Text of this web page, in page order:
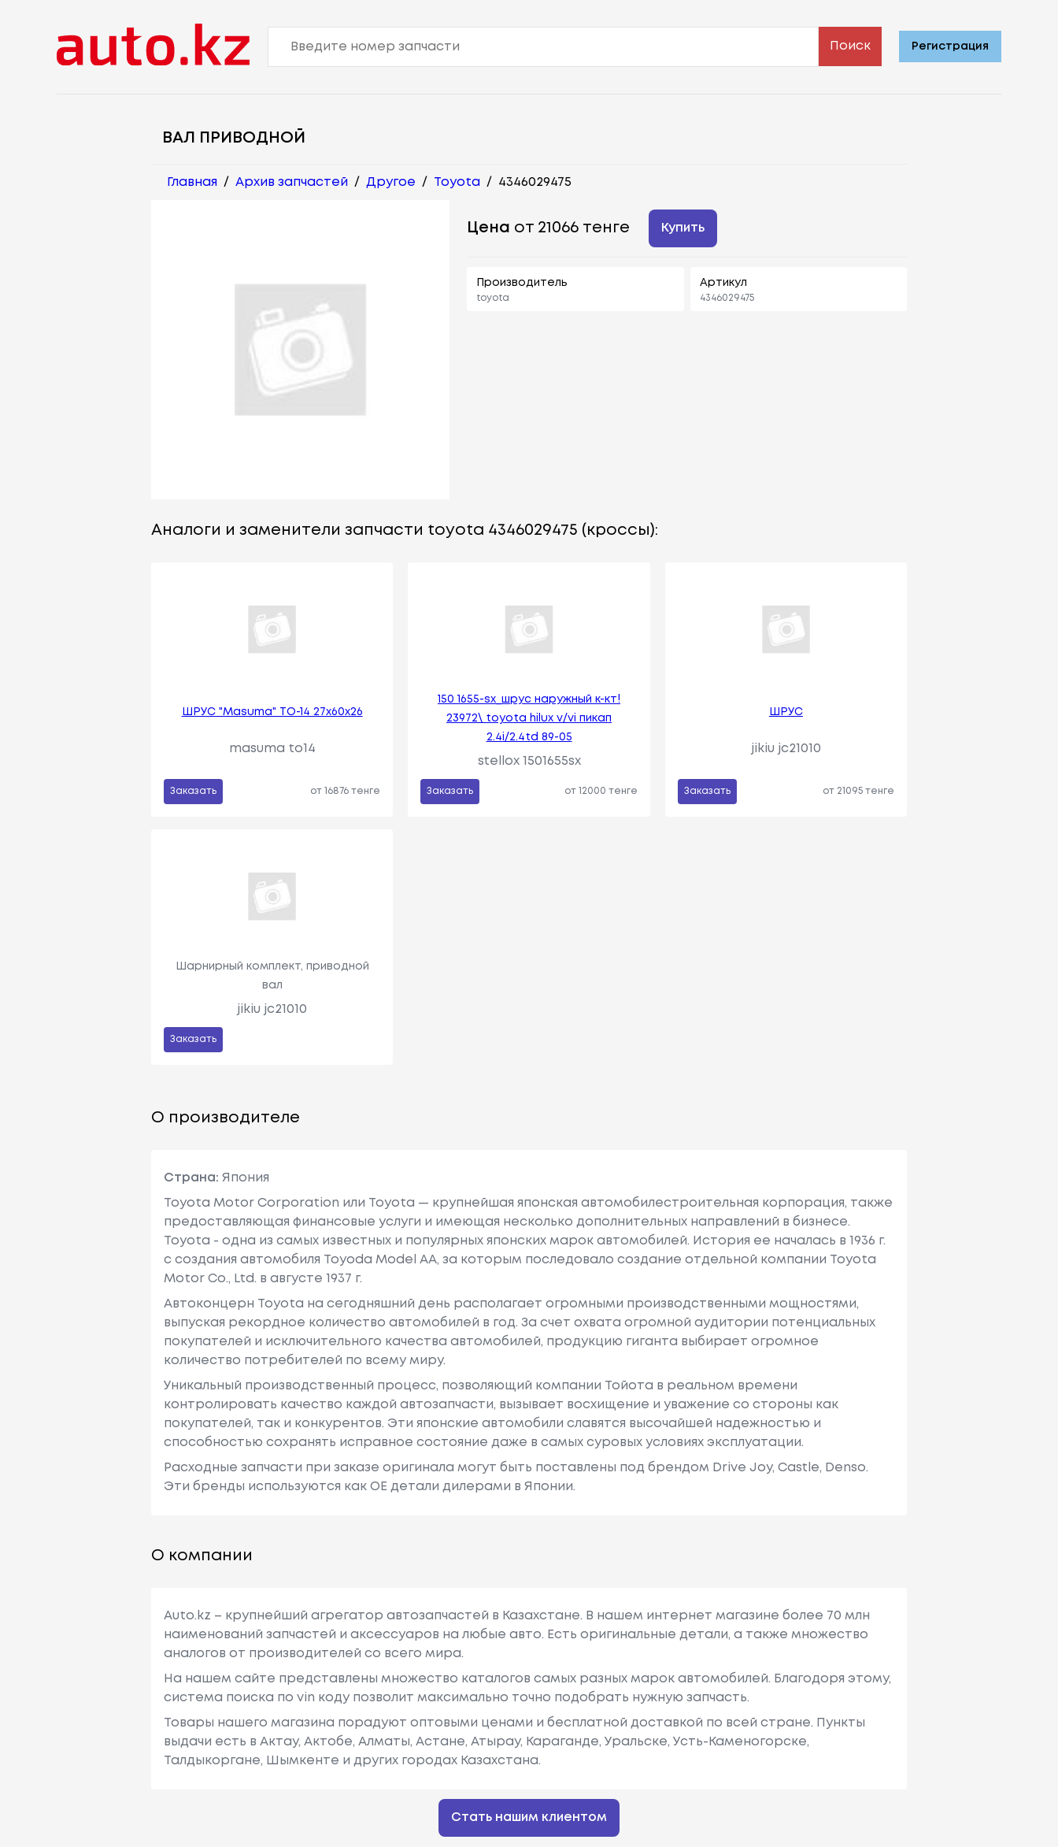
Поиск Регистрация
ВАЛ ПРИВОДНОЙ
Главная / Архив запчастей / Другое / Toyota / 4346029475
Цена от 21066 тенге Купить
Производитель
toyota
Артикул
4346029475
Аналоги и заменители запчасти toyota 4346029475 (кроссы):
ШРУС "Masuma" TO-14 27х60х26
masuma to14
Заказать от 16876 тенге
150 1655-sx_шрус наружный к-кт!
23972\ toyota hilux v/vi пикап
2.4i/2.4td 89-05
stellox 1501655sx
Заказать от 12000 тенге
ШРУС
jikiu jc21010
Заказать от 21095 тенге
Шарнирный комплект, приводной
вал
jikiu jc21010
Заказать
О производителе
Страна: Япония
Toyota Motor Corporation или Toyota — крупнейшая японская автомобилестроительная корпорация, также
предоставляющая финансовые услуги и имеющая несколько дополнительных направлений в бизнесе.
Toyota - одна из самых известных и популярных японских марок автомобилей. История ее началась в 1936 г.
с создания автомобиля Toyoda Model AA, за которым последовало создание отдельной компании Toyota
Motor Co., Ltd. в августе 1937 г.
Автоконцерн Toyota на сегодняшний день располагает огромными производственными мощностями,
выпуская рекордное количество автомобилей в год. За счет охвата огромной аудитории потенциальных
покупателей и исключительного качества автомобилей, продукцию гиганта выбирает огромное
количество потребителей по всему миру.
Уникальный производственный процесс, позволяющий компании Тойота в реальном времени
контролировать качество каждой автозапчасти, вызывает восхищение и уважение со стороны как
покупателей, так и конкурентов. Эти японские автомобили славятся высочайшей надежностью и
способностью сохранять исправное состояние даже в самых суровых условиях эксплуатации.
Расходные запчасти при заказе оригинала могут быть поставлены под брендом Drive Joy, Castle, Denso.
Эти бренды используются как ОЕ детали дилерами в Японии.
О компании
Auto.kz – крупнейший агрегатор автозапчастей в Казахстане. В нашем интернет магазине более 70 млн
наименований запчастей и аксессуаров на любые авто. Есть оригинальные детали, а также множество
аналогов от производителей со всего мира.
На нашем сайте представлены множество каталогов самых разных марок автомобилей. Благодоря этому,
система поиска по vin коду позволит максимально точно подобрать нужную запчасть.
Товары нашего магазина порадуют оптовыми ценами и бесплатной доставкой по всей стране. Пункты
выдачи есть в Актау, Актобе, Алматы, Астане, Атырау, Караганде, Уральске, Усть-Каменогорске,
Талдыкоргане, Шымкенте и других городах Казахстана.
Стать нашим клиентом